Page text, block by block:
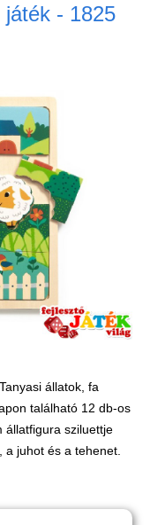
- 1825
állatok, fa
található 12 db-os
állatfigura sziluettje
a juhot és a tehenet.
rollerek
gyurma
játék
TOP
játékok